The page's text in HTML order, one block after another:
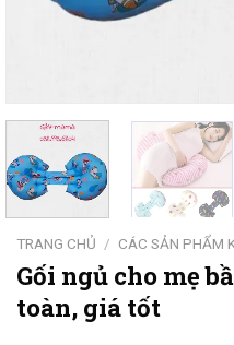
TRANG CHỦ / CÁC SẢN PHẨM
Gối ngủ cho mẹ
toàn, giá tốt